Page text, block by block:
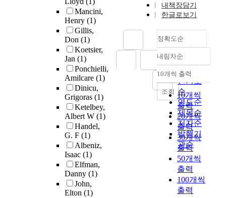
Mancini,
Henry (1)
Gillis,
Don (1)
Koetsier,
Jan (1)
Ponchielli,
Amilcare (1)
Dinicu,
Grigoras (1)
Ketelbey,
Albert W (1)
Handel,
G. F (1)
Albeniz,
Isaac (1)
Elfman,
Danny (1)
John,
Elton (1)
내책장담기
한글로보기
정확도순
정확도
순
인기도
순
연도순
제목순
저자순
발행기
관순
내림차순
내림차순
10개씩 출력
10개씩
출력
20개씩
출력
30개씩
출력
50개씩
출력
100개씩
출력
조회